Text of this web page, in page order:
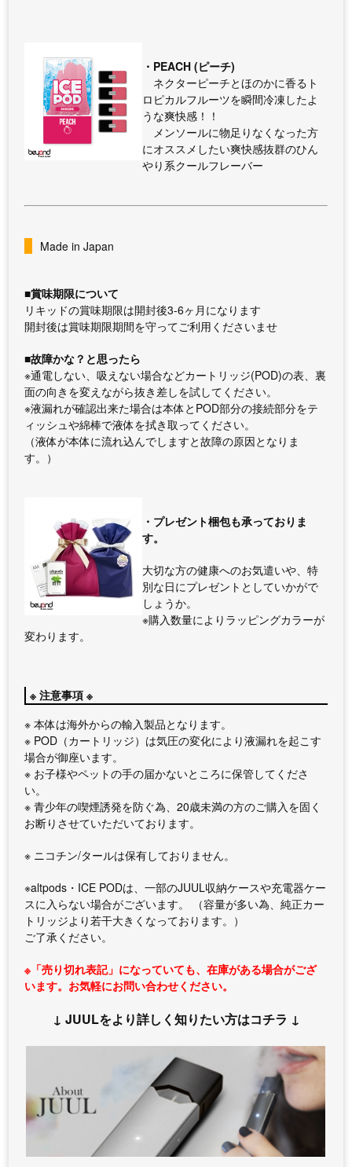
・PEACH (ピーチ)
ネクターピーチとほのかに香るト
ロピカルフルーツを瞬間冷凍したよ
うな爽快感！！
メンソールに物足りなくなった方
にオススメしたい爽快感抜群のひん
やり系クールフレーバー
Made in Japan
■賞味期限について
リキッドの賞味期限は開封後3-6ヶ月になります
開封後は賞味期限期間を守ってご利用くださいませ
■故障かな？と思ったら
※通電しない、吸えない場合などカートリッジ(POD)の表、裏
面の向きを変えながら抜き差しを試してください。
※液漏れが確認出来た場合は本体とPOD部分の接続部分をテ
ィッシュや綿棒で液体を拭き取ってください。
（液体が本体に流れ込んでしますと故障の原因となりま
す。）
・プレゼント梱包も承っておりま
す。
大切な方の健康へのお気遣いや、特
別な日にプレゼントとしていかがで
しょうか。
※購入数量によりラッピングカラーが
変わります。
※ 注意事項 ※
※ 本体は海外からの輸入製品となります。
※ POD（カートリッジ）は気圧の変化により液漏れを起こす
場合が御座います。
※ お子様やペットの手の届かないところに保管してくださ
い。
※ 青少年の喫煙誘発を防ぐ為、20歳未満の方のご購入を固く
お断りさせていただいております。
※ ニコチン/タールは保有しておりません。
※altpods・ICE PODは、一部のJUUL収納ケースや充電器ケー
スに入らない場合がございます。 （容量が多い為、純正カー
トリッジより若干大きくなっております。）
ご了承ください。
※「売り切れ表記」になっていても、在庫がある場合がござ
います。お気軽にお問い合わせください。
↓ JUULをより詳しく知りたい方はコチラ ↓